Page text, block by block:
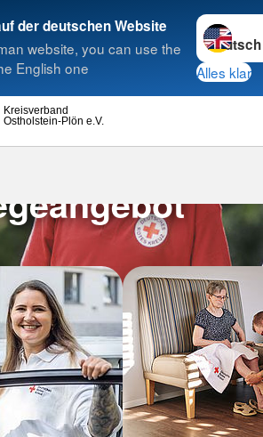
der deutschen Website
website, you can use the
English one
Sprache
Alles klar
Ostholstein-Plön e.V.
Kreisverband
Suche